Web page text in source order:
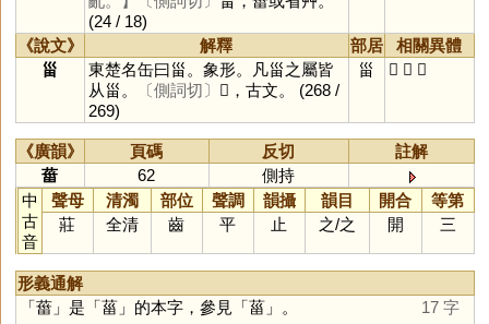
(24 / 18)
《說文》 解釋 部居
相關異體
甾
東楚名缶曰甾。象形。凡甾之屬皆
从甾。
〔側詞切〕 𠙾，古文。 (268 /
269)
甾 𠙹 𠚋 𠙾
《廣韻》 頁碼 反切
註解
葘
62
側持
中
古
音
聲母 清濁 部位 聲調 韻攝 韻目 開合
等第
莊
全清 齒 平 止 之/之 開 三
形義通解
「葘」是「菑」的本字，參見「菑」。 17 字